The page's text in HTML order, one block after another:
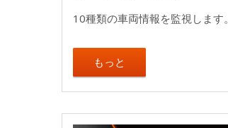
10種類の車両情報を監視します。
もっと